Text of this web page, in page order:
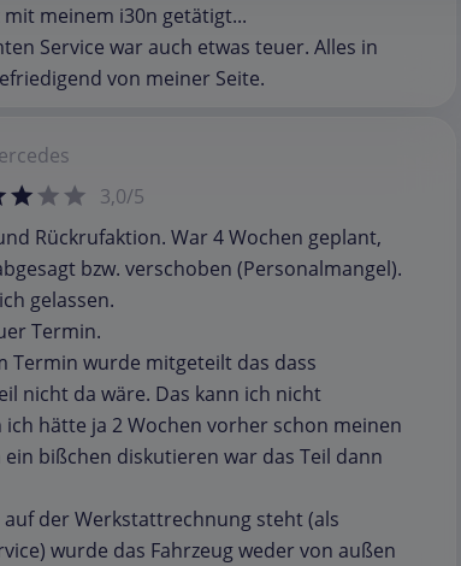
meinem i30n getätigt...
Service war auch etwas teuer. Alles in
von meiner Seite.
3,0/5
Rückrufaktion. War 4 Wochen geplant,
bzw. verschoben (Personalmangel).
gelassen.
Termin.
Termin wurde mitgeteilt das dass
nicht da wäre. Das kann ich nicht
ich hätte ja 2 Wochen vorher schon meinen
bißchen diskutieren war das Teil dann
auf der Werkstattrechnung steht (als
wurde das Fahrzeug weder von außen